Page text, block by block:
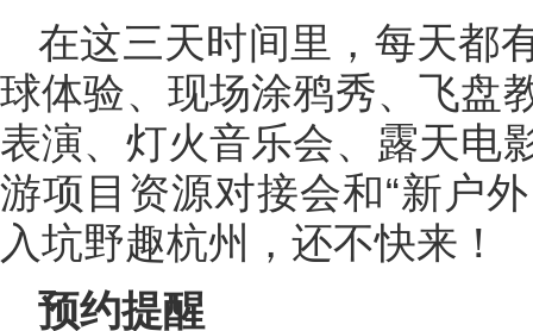
在这三天时间里，每天都
球体验、现场涂鸦秀、飞盘
表演、灯火音乐会、露天电
游项目资源对接会和“新户
入坑野趣杭州，还不快来！
预约提醒